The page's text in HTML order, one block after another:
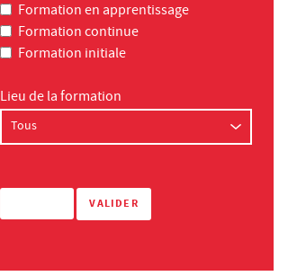
Formation en apprentissage
Formation continue
Formation initiale
Lieu de la formation